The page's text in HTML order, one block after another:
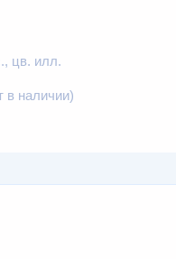
цв. илл.
в наличии)